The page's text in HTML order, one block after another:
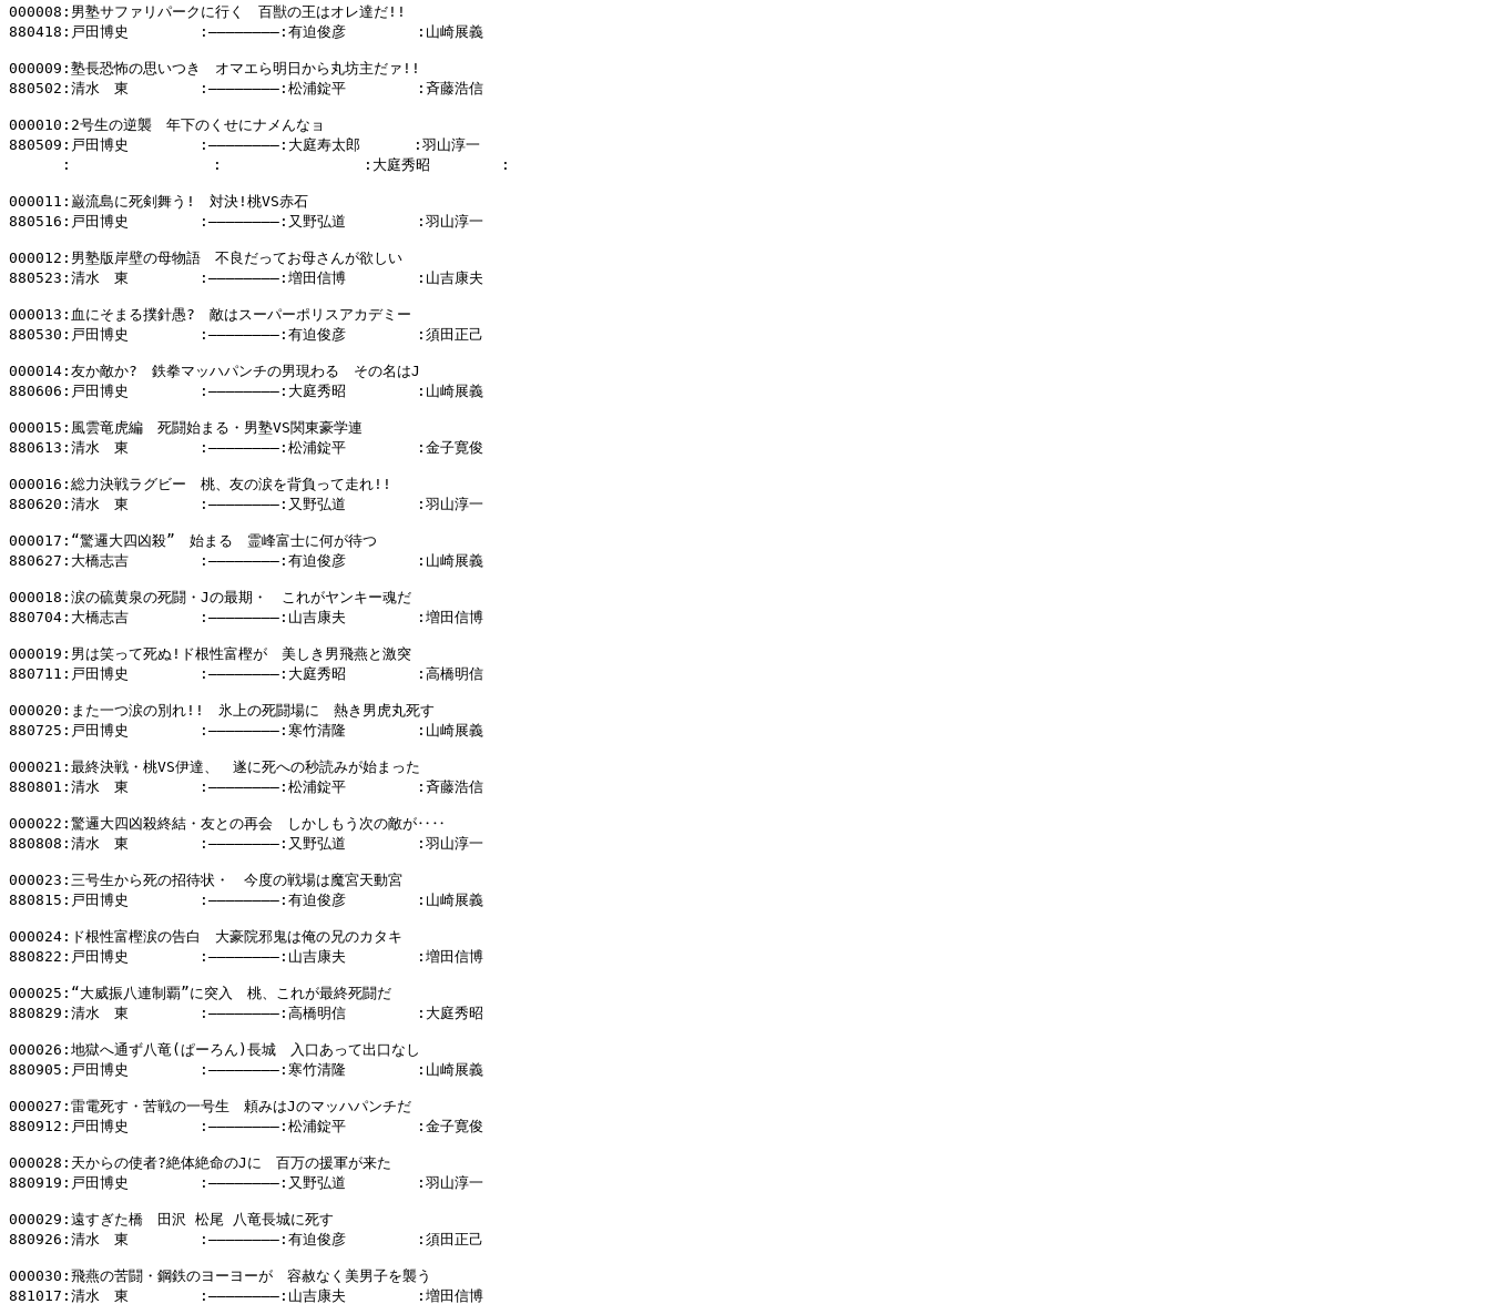
000008:男塾サファリパークに行く　百獣の王はオレ達だ!!
880418:戸田博史        :――――――――:有迫俊彦        :山崎展義
000009:塾長恐怖の思いつき　オマエら明日から丸坊主だァ!!
880502:清水　東        :――――――――:松浦錠平        :斉藤浩信
000010:2号生の逆襲　年下のくせにナメんなョ
880509:戸田博史        :――――――――:大庭寿太郎      :羽山淳一
      :                :                :大庭秀昭        :
000011:巌流島に死剣舞う!　対決!桃VS赤石
880516:戸田博史        :――――――――:又野弘道        :羽山淳一
000012:男塾版岸壁の母物語　不良だってお母さんが欲しい
880523:清水　東        :――――――――:増田信博        :山吉康夫
000013:血にそまる撲針愚?　敵はスーパーポリスアカデミー
880530:戸田博史        :――――――――:有迫俊彦        :須田正己
000014:友か敵か?　鉄拳マッハパンチの男現わる　その名はJ
880606:戸田博史        :――――――――:大庭秀昭        :山崎展義
000015:風雲竜虎編　死闘始まる・男塾VS関東豪学連
880613:清水　東        :――――――――:松浦錠平        :金子寛俊
000016:総力決戦ラグビー　桃、友の涙を背負って走れ!!
880620:清水　東        :――――――――:又野弘道        :羽山淳一
000017:“驚邏大四凶殺”　始まる　霊峰富士に何が待つ
880627:大橋志吉        :――――――――:有迫俊彦        :山崎展義
000018:涙の硫黄泉の死闘・Jの最期・　これがヤンキー魂だ
880704:大橋志吉        :――――――――:山吉康夫        :増田信博
000019:男は笑って死ぬ!ド根性富樫が　美しき男飛燕と激突
880711:戸田博史        :――――――――:大庭秀昭        :高橋明信
000020:また一つ涙の別れ!!　氷上の死闘場に　熱き男虎丸死す
880725:戸田博史        :――――――――:寒竹清隆        :山崎展義
000021:最終決戦・桃VS伊達、　遂に死への秒読みが始まった
880801:清水　東        :――――――――:松浦錠平        :斉藤浩信
000022:驚邏大四凶殺終結・友との再会　しかしもう次の敵が‥‥
880808:清水　東        :――――――――:又野弘道        :羽山淳一
000023:三号生から死の招待状・　今度の戦場は魔宮天動宮
880815:戸田博史        :――――――――:有迫俊彦        :山崎展義
000024:ド根性富樫涙の告白　大豪院邪鬼は俺の兄のカタキ
880822:戸田博史        :――――――――:山吉康夫        :増田信博
000025:“大威振八連制覇”に突入　桃、これが最終死闘だ
880829:清水　東        :――――――――:高橋明信        :大庭秀昭
000026:地獄へ通ず八竜(ぱーろん)長城　入口あって出口なし
880905:戸田博史        :――――――――:寒竹清隆        :山崎展義
000027:雷電死す・苦戦の一号生　頼みはJのマッハパンチだ
880912:戸田博史        :――――――――:松浦錠平        :金子寛俊
000028:天からの使者?絶体絶命のJに　百万の援軍が来た
880919:戸田博史        :――――――――:又野弘道        :羽山淳一
000029:遠すぎた橋　田沢 松尾 八竜長城に死す
880926:清水　東        :――――――――:有迫俊彦        :須田正己
000030:飛燕の苦闘・鋼鉄のヨーヨーが　容赦なく美男子を襲う
881017:清水　東        :――――――――:山吉康夫        :増田信博